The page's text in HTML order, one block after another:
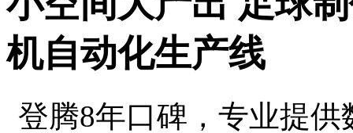
机自动化生产线
登腾8年口碑，专业提